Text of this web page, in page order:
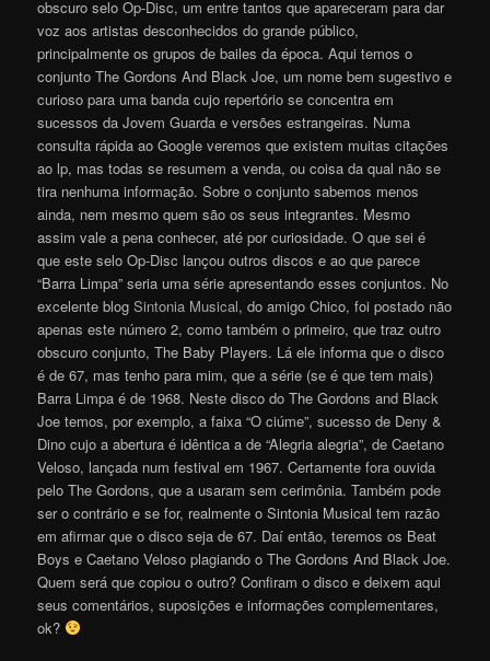
obscuro selo Op-Disc, um entre tantos que apareceram para dar
voz aos artistas desconhecidos do grande público,
principalmente os grupos de bailes da época. Aqui temos o
conjunto The Gordons And Black Joe, um nome bem sugestivo e
curioso para uma banda cujo repertório se concentra em
sucessos da Jovem Guarda e versões estrangeiras. Numa
consulta rápida ao Google veremos que existem muitas citações
ao lp, mas todas se resumem a venda, ou coisa da qual não se
tira nenhuma informação. Sobre o conjunto sabemos menos
ainda, nem mesmo quem são os seus integrantes. Mesmo
assim vale a pena conhecer, até por curiosidade. O que sei é
que este selo Op-Disc lançou outros discos e ao que parece
“Barra Limpa” seria uma série apresentando esses conjuntos. No
excelente blogSintonia Musical, do amigo Chico, foi postado não
apenas este número 2, como também o primeiro, que traz outro
obscuro conjunto, The Baby Players. Lá ele informa que o disco
é de 67, mas tenho para mim, que a série (se é que tem mais)
Barra Limpa é de 1968. Neste disco do The Gordons and Black
Joe temos, por exemplo, a faixa “O ciúme”, sucesso de Deny &
Dino cujo a abertura é idêntica a de “Alegria alegria”, de Caetano
Veloso, lançada num festival em 1967. Certamente fora ouvida
pelo The Gordons, que a usaram sem cerimônia. Também pode
ser o contrário e se for, realmente o Sintonia Musical tem razão
em afirmar que o disco seja de 67. Daí então, teremos os Beat
Boys e Caetano Veloso plagiando o The Gordons And Black Joe.
Quem será que copiou o outro? Confiram o disco e deixem aqui
seus comentários, suposições e informações complementares,
ok?